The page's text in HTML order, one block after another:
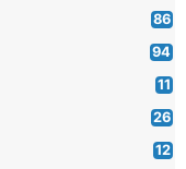
86
94
11
26
12